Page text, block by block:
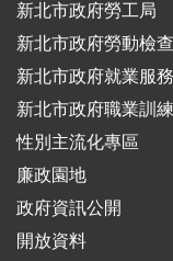
新北市政府勞工局
新北市政府勞動檢
新北市政府就業服
新北市政府職業訓
性別主流化專區
廉政園地
政府資訊公開
開放資料